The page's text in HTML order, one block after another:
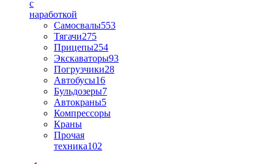
с
наработкой
Самосвалы553
Тягачи275
Прицепы254
Экскаваторы93
Погрузчики28
Автобусы16
Бульдозеры7
Автокраны5
Компрессоры
Краны
Прочая
техника102